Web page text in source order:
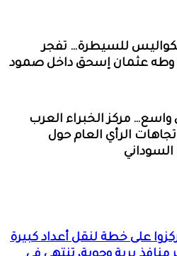
للسيطرة… تفجر
وطه عثمان إسحق داخل صمود
مركز الخبراء العرب
الرأي العام حول
على خطة لنقل أعداد كبيرة